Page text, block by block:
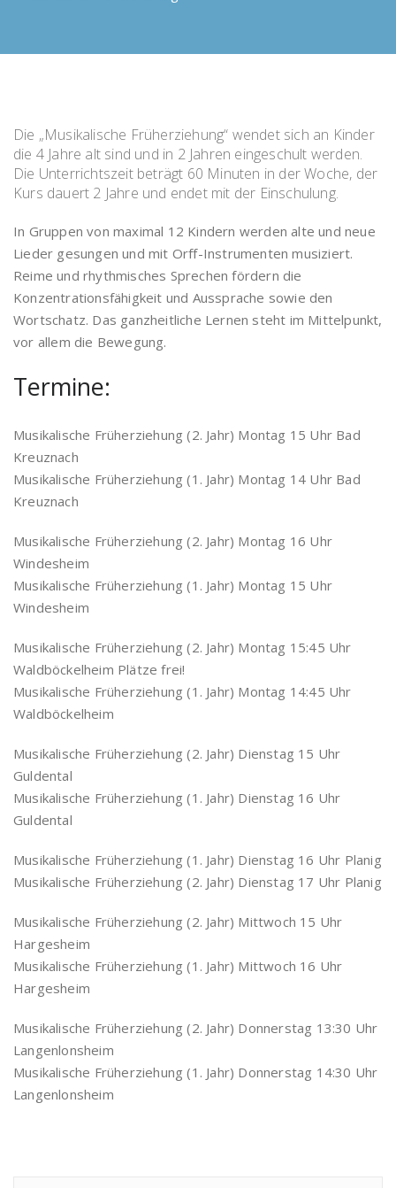
Die „Musikalische Früherziehung“ wendet sich an Kinder
die 4 Jahre alt sind und in 2 Jahren eingeschult werden.
Die Unterrichtszeit beträgt 60 Minuten in der Woche, der
Kurs dauert 2 Jahre und endet mit der Einschulung.
In Gruppen von maximal 12 Kindern werden alte und neue
Lieder gesungen und mit Orff-Instrumenten musiziert.
Reime und rhythmisches Sprechen fördern die
Konzentrationsfähigkeit und Aussprache sowie den
Wortschatz. Das ganzheitliche Lernen steht im Mittelpunkt,
vor allem die Bewegung.
Termine:
Musikalische Früherziehung (2. Jahr) Montag 15 Uhr Bad
Kreuznach
Musikalische Früherziehung (1. Jahr) Montag 14 Uhr Bad
Kreuznach
Musikalische Früherziehung (2. Jahr) Montag 16 Uhr
Windesheim
Musikalische Früherziehung (1. Jahr) Montag 15 Uhr
Windesheim
Musikalische Früherziehung (2. Jahr) Montag 15:45 Uhr
Waldböckelheim Plätze frei!
Musikalische Früherziehung (1. Jahr) Montag 14:45 Uhr
Waldböckelheim
Musikalische Früherziehung (2. Jahr) Dienstag 15 Uhr
Guldental
Musikalische Früherziehung (1. Jahr) Dienstag 16 Uhr
Guldental
Musikalische Früherziehung (1. Jahr) Dienstag 16 Uhr Planig
Musikalische Früherziehung (2. Jahr) Dienstag 17 Uhr Planig
Musikalische Früherziehung (2. Jahr) Mittwoch 15 Uhr
Hargesheim
Musikalische Früherziehung (1. Jahr) Mittwoch 16 Uhr
Hargesheim
Musikalische Früherziehung (2. Jahr) Donnerstag 13:30 Uhr
Langenlonsheim
Musikalische Früherziehung (1. Jahr) Donnerstag 14:30 Uhr
Langenlonsheim